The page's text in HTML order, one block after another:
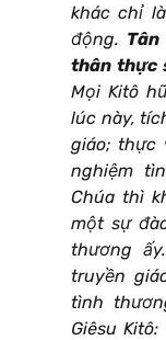
khác chỉ
động.
thân thực
Mọi Kitô
lúc này,
giáo; thực
nghiệm
Chúa thì
một sự
thương
truyền
tình
Giêsu